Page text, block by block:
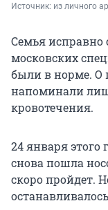
Источник: из личного
Семья исправно
московских
были в норме. О
напоминали
кровотечения.
24 января этого
снова пошла
скоро пройдет.